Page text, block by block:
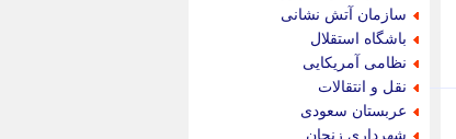
سازمان آتش نشانی
باشگاه استقلال
نظامی آمریکایی
نقل و انتقالات
عربستان سعودی
شهرداری زنجان